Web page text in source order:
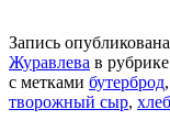
Запись опубликована
Журавлева в рубрике
с метками бутерброд,
творожный сыр, хлеб